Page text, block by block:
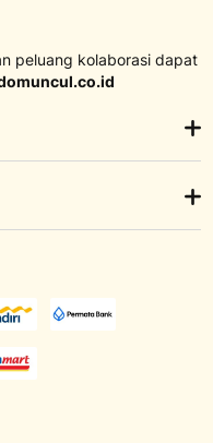
peluang kolaborasi dapat